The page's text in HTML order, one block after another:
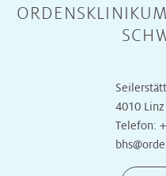
4010 Linz
Telefon: